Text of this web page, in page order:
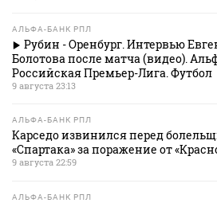
АЛЬФА-БАНК РПЛ
Рубин - Оренбург. Интервью
Болотова после матча (видео).
Российская Премьер-Лига. Футбол
9 августа 23:13
АЛЬФА-БАНК РПЛ
Карседо извинился перед
«Спартака» за поражение от
9 августа 22:59
АЛЬФА-БАНК РПЛ